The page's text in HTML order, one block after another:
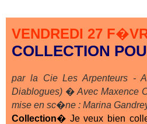
VENDREDI 27
COLLECTION
par la Cie Les Arpenteurs -
Diablogues) � Avec Maxence
mise en sc�ne : Marina
Collection� Je veux bien